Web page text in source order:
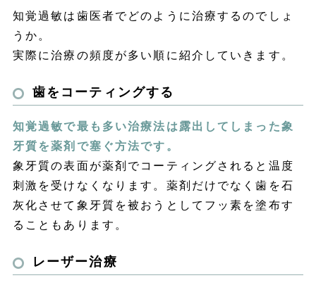
知覚過敏は歯医者でどのように治療するのでしょ
うか。
実際に治療の頻度が多い順に紹介していきます。
歯をコーティングする
知覚過敏で最も多い治療法は露出してしまった象
牙質を薬剤で塞ぐ方法です。
象牙質の表面が薬剤でコーティングされると温度
刺激を受けなくなります。薬剤だけでなく歯を石
灰化させて象牙質を被おうとしてフッ素を塗布す
ることもあります。
レーザー治療